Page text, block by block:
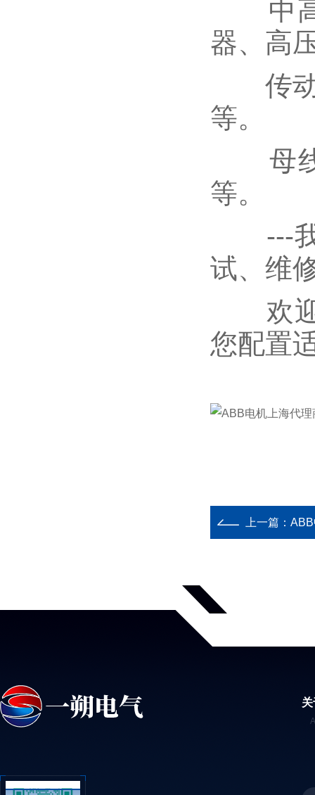
中高
器、高
传动
等。
母线
等。
---我
试、维
欢迎
您配置
上一篇：